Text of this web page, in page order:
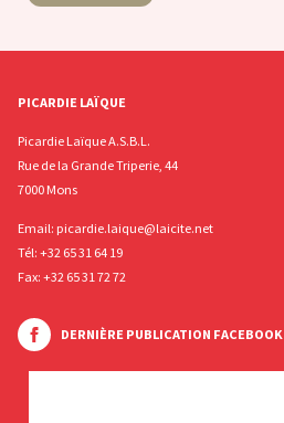
PICARDIE LAÏQUE
Picardie Laïque A.S.B.L.
Rue de la Grande Triperie, 44
7000 Mons
Email: picardie.laique@laicite.net
Tél: +32 65 31 64 19
Fax: +32 65 31 72 72
DERNIÈRE PUBLICATION FACEBOOK